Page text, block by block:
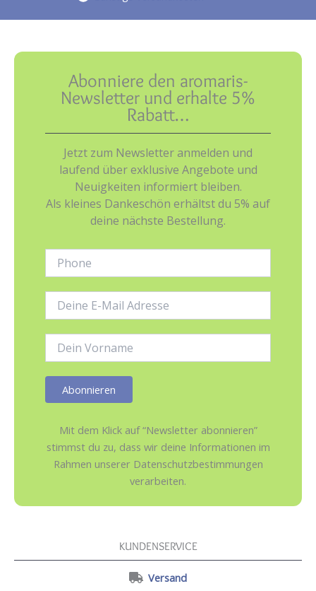
Abonniere den aromaris-
Newsletter und erhalte 5%
Rabatt…
Jetzt zum Newsletter anmelden und
laufend über exklusive Angebote und
Neuigkeiten informiert bleiben.
Als kleines Dankeschön erhältst du 5% auf
deine nächste Bestellung.
Mail-
Mit dem Klick auf “Newsletter abonnieren”
stimmst du zu, dass wir deine Informationen im
Rahmen unserer Datenschutzbestimmungen
verarbeiten.
KUNDENSERVICE
Versand